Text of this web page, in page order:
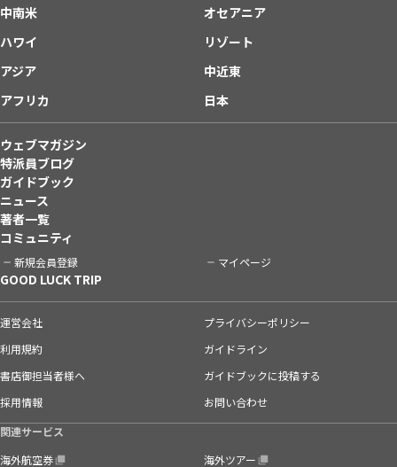
中南米
オセアニア
ハワイ
リゾート
アジア
中近東
アフリカ
日本
ウェブマガジン
特派員ブログ
ガイドブック
ニュース
著者一覧
コミュニティ
新規会員登録 マイページ
GOOD LUCK TRIP
運営会社
プライバシーポリシー
利用規約
ガイドライン
書店御担当者様へ
ガイドブックに投稿する
採用情報
お問い合わせ
関連サービス
海外航空券
海外ツアー